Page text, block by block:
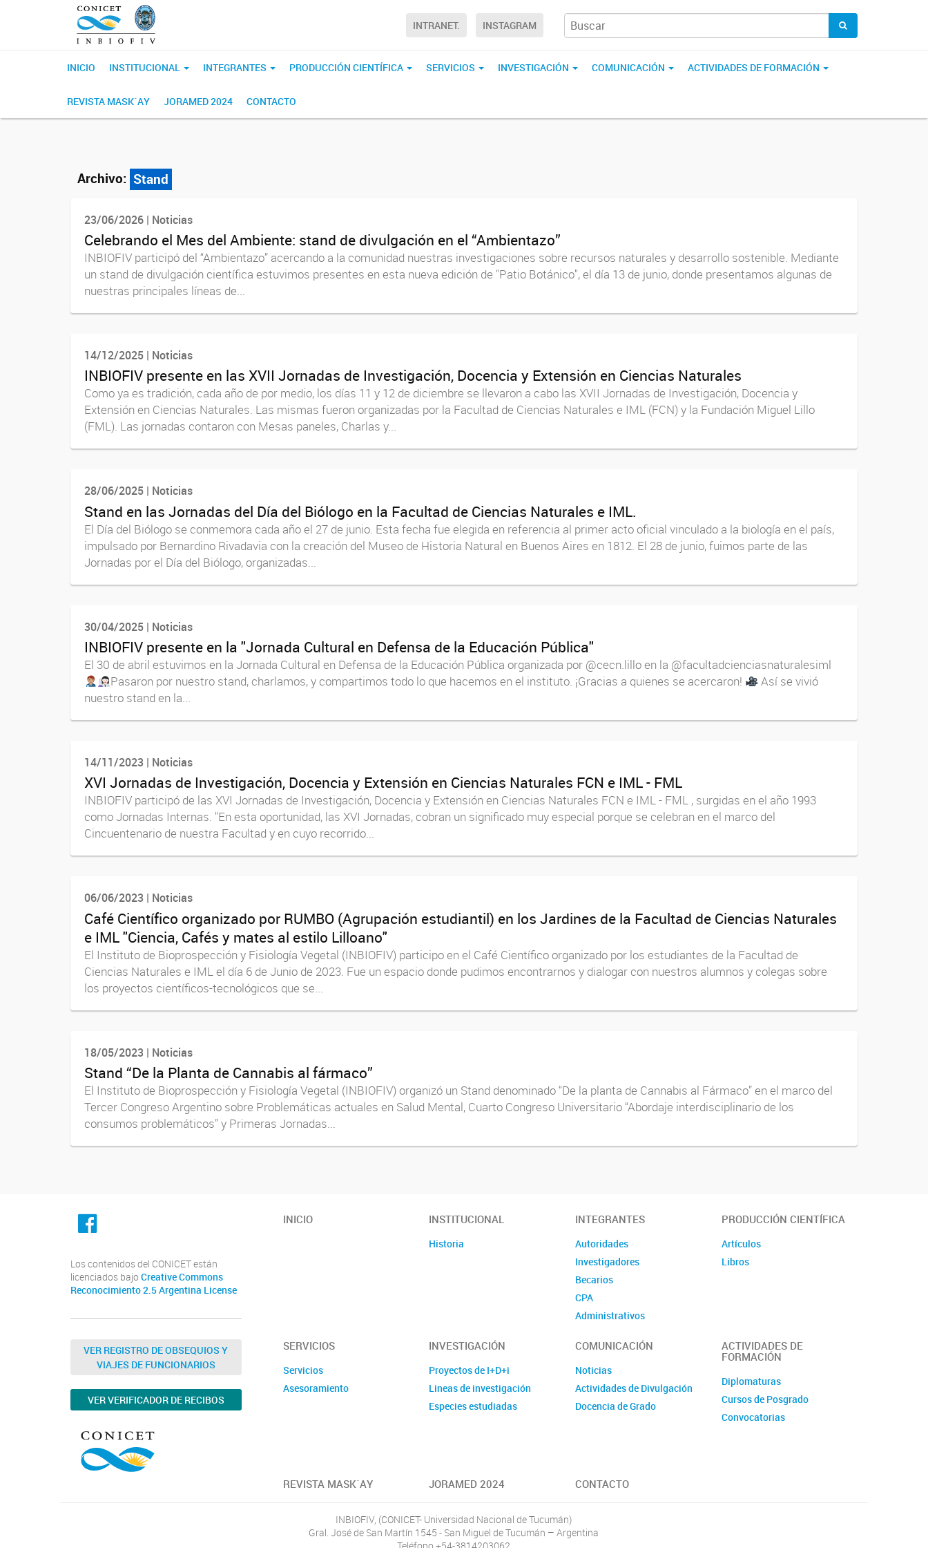
INTRANET. INSTAGRAM
INICIO INSTITUCIONAL INTEGRANTES PRODUCCIÓN CIENTÍFICA SERVICIOS INVESTIGACIÓN COMUNICACIÓN ACTIVIDADES DE FORMACIÓN
REVISTA MASK´AY JORAMED 2024 CONTACTO
Archivo: Stand
23/06/2026 | Noticias
Celebrando el Mes del Ambiente: stand de divulgación en el “Ambientazo”
INBIOFIV participó del “Ambientazo” acercando a la comunidad nuestras investigaciones sobre recursos naturales y desarrollo sostenible. Mediante
un stand de divulgación científica estuvimos presentes en esta nueva edición de "Patio Botánico", el día 13 de junio, donde presentamos algunas de
nuestras principales líneas de...
14/12/2025 | Noticias
INBIOFIV presente en las XVII Jornadas de Investigación, Docencia y Extensión en Ciencias Naturales
Como ya es tradición, cada año de por medio, los días 11 y 12 de diciembre se llevaron a cabo las XVII Jornadas de Investigación, Docencia y
Extensión en Ciencias Naturales. Las mismas fueron organizadas por la Facultad de Ciencias Naturales e IML (FCN) y la Fundación Miguel Lillo
(FML). Las jornadas contaron con Mesas paneles, Charlas y...
28/06/2025 | Noticias
Stand en las Jornadas del Día del Biólogo en la Facultad de Ciencias Naturales e IML.
El Día del Biólogo se conmemora cada año el 27 de junio. Esta fecha fue elegida en referencia al primer acto oficial vinculado a la biología en el país,
impulsado por Bernardino Rivadavia con la creación del Museo de Historia Natural en Buenos Aires en 1812. El 28 de junio, fuimos parte de las
Jornadas por el Día del Biólogo, organizadas...
30/04/2025 | Noticias
INBIOFIV presente en la "Jornada Cultural en Defensa de la Educación Pública"
El 30 de abril estuvimos en la Jornada Cultural en Defensa de la Educación Pública organizada por @cecn.lillo en la @facultadcienciasnaturalesiml
Pasaron por nuestro stand, charlamos, y compartimos todo lo que hacemos en el instituto. ¡Gracias a quienes se acercaron!
Así se vivió
nuestro stand en la...
14/11/2023 | Noticias
XVI Jornadas de Investigación, Docencia y Extensión en Ciencias Naturales FCN e IML - FML
INBIOFIV participó de las XVI Jornadas de Investigación, Docencia y Extensión en Ciencias Naturales FCN e IML - FML , surgidas en el año 1993
como Jornadas Internas. "En esta oportunidad, las XVI Jornadas, cobran un significado muy especial porque se celebran en el marco del
Cincuentenario de nuestra Facultad y en cuyo recorrido...
06/06/2023 | Noticias
Café Científico organizado por RUMBO (Agrupación estudiantil) en los Jardines de la Facultad de Ciencias Naturales
e IML "Ciencia, Cafés y mates al estilo Lilloano"
El Instituto de Bioprospección y Fisiología Vegetal (INBIOFIV) participo en el Café Científico organizado por los estudiantes de la Facultad de
Ciencias Naturales e IML el día 6 de Junio de 2023. Fue un espacio donde pudimos encontrarnos y dialogar con nuestros alumnos y colegas sobre
los proyectos científicos-tecnológicos que se...
18/05/2023 | Noticias
Stand “De la Planta de Cannabis al fármaco”
El Instituto de Bioprospección y Fisiología Vegetal (INBIOFIV) organizó un Stand denominado “De la planta de Cannabis al Fármaco” en el marco del
Tercer Congreso Argentino sobre Problemáticas actuales en Salud Mental, Cuarto Congreso Universitario “Abordaje interdisciplinario de los
consumos problemáticos” y Primeras Jornadas...
facebook
Los contenidos del CONICET están
licenciados bajo Creative Commons
Reconocimiento 2.5 Argentina License
VER REGISTRO DE OBSEQUIOS Y
VIAJES DE FUNCIONARIOS
VER VERIFICADOR DE RECIBOS
INICIO INSTITUCIONAL
Historia
INTEGRANTES
Autoridades
Investigadores
Becarios
CPA
Administrativos
PRODUCCIÓN CIENTÍFICA
Artículos
Libros
SERVICIOS
Servicios
Asesoramiento
INVESTIGACIÓN
Proyectos de I+D+i
Lineas de investigación
Especies estudiadas
COMUNICACIÓN
Noticias
Actividades de Divulgación
Docencia de Grado
ACTIVIDADES DE
FORMACIÓN
Diplomaturas
Cursos de Posgrado
Convocatorias
REVISTA MASK´AY JORAMED 2024 CONTACTO
INBIOFIV, (CONICET- Universidad Nacional de Tucumán)
Gral. José de San Martín 1545 - San Miguel de Tucumán – Argentina